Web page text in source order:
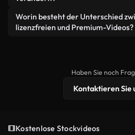
weiterverbreiten.
Videomaterial.
Ja. Sie dürfen unsere Videos
bearbeiten oder neu
Worin besteht der Unterschied
lizenzfreien und Premium-Videos?
erweiterten Lizenzschutz
Haben Sie noch
Kontaktieren Sie
Kostenlose Stockvideos